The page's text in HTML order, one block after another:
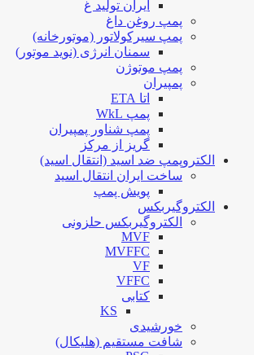
ایران تولید غ
پمپ روغن داغ
پمپ سیرکولاتور (موتورخانه)
سمنان انرژی (نوید موتور)
پمپ موتوژن
پمپیران
اتا ETA
پمپ WkL
پمپ شناور پمپیران
گریز از مرکز
الکتروپمپ ضد اسید (انتقال اسید)
ساخت ایران انتقال اسید
پویش پمپ
الکتروگیربکس
الکتروگیربکس حلزونی
MVF
MVFFC
VF
VFFC
کتابی
KS
خورشیدی
شافت مستقیم (هلیکال)